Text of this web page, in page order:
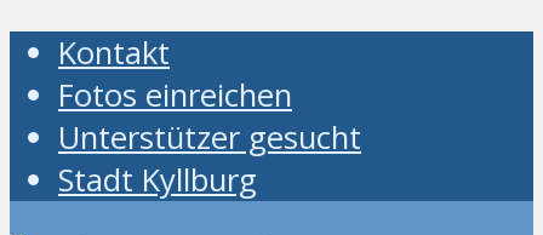
Kontakt
Fotos einreichen
Unterstützer gesucht
Stadt Kyllburg